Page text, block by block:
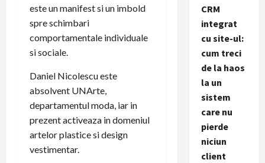
este un manifest si un imbold
spre schimbari
comportamentale individuale
si sociale.
Daniel Nicolescu este
absolvent UNArte,
departamentul moda, iar in
prezent activeaza in domeniul
artelor plastice si design
vestimentar.
CRM
integrat
cu site-ul:
cum treci
de la haos
la un
sistem
care nu
pierde
niciun
client